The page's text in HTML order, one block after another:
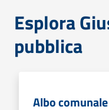
Esplora
pubblica
Albo